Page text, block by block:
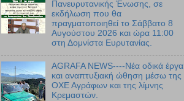
Πανευρυτανικής Ένωσης, σε
εκδήλωση που θα
πραγματοποιηθεί το Σάββατο 8
Αυγούστου 2026 και ώρα 11:00
στη Δομνίστα Ευρυτανίας.
AGRAFA NEWS----Νέα οδικά έργα
και αναπτυξιακή ώθηση μέσω της
ΟΧΕ Αγράφων και της λίμνης
Κρεμαστών.